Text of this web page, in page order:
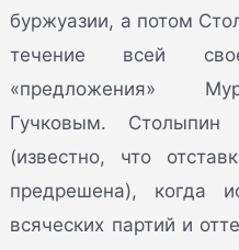
буржуазии, а потом
течение всей
«предложения»
Гучковым. Столыпин
(известно, что
предрешена), когда
всяческих партий и